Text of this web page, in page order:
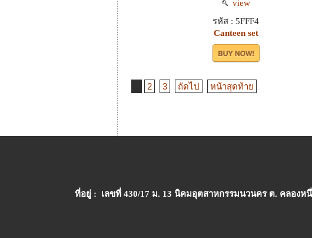
view
รหัส : 5FFF4
Canteen set
2 3 ถัดไป หน้าสุดท้าย
ที่อยู่ : เลขที่ 430/17 ม. 13 นิคมอุตสาหกรรมนวนคร ต. คลองห